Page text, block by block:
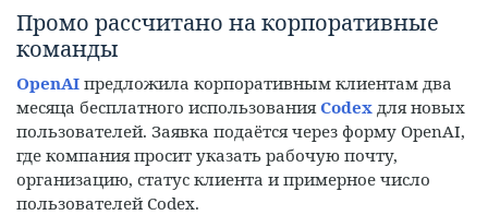
Промо рассчитано на корпоративные
команды
OpenAI предложила корпоративным клиентам два
месяца бесплатного использования Codex для новых
пользователей. Заявка подаётся через форму OpenAI,
где компания просит указать рабочую почту,
организацию, статус клиента и примерное число
пользователей Codex.